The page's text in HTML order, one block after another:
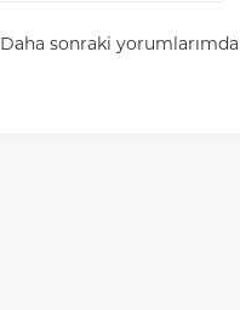
Daha sonraki